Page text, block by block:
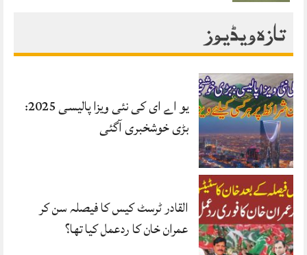
تازہ ویڈیوز
یو اے ای کی نئی ویزا پالیسی 2025:
بڑی خوشخبری آگئی
القادر ٹرسٹ کیس کا فیصلہ سن کر
عمران خان کا ردعمل کیا تھا؟